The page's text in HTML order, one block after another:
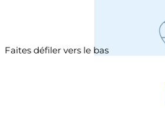
Faites défiler vers le bas